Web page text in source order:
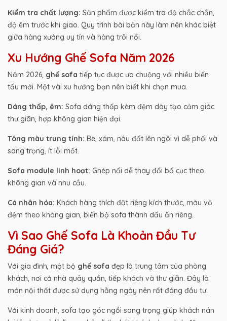
Kiểm tra chất lượng: Sản phẩm được kiểm tra độ chắc chắn,
độ êm trước khi giao. Quy trình bài bản này làm nên khác biệt
giữa hàng xưởng uy tín và hàng trôi nổi.
Xu Hướng Ghế Sofa Năm 2026
Năm 2026, ghế sofa tiếp tục được ưa chuộng với nhiều biến
tấu mới. Một vài xu hướng bạn nên biết khi chọn mua.
Dáng thấp, êm: Sofa dáng thấp kèm đệm dày tạo cảm giác
thư giãn, hợp không gian hiện đại.
Tông màu trung tính: Be, xám, nâu đất lên ngôi vì dễ phối và
sang trọng, ít lỗi mốt.
Sofa module linh hoạt: Ghép nối dễ thay đổi bố cục theo
không gian và nhu cầu.
Cá nhân hóa: Khách hàng thích đặt riêng kích thước, màu vỏ
đệm theo không gian, biến bộ sofa thành dấu ấn riêng.
Vì Sao Ghế Sofa Là Khoản Đầu Tư
Đáng Giá?
Với gia đình, một bộ ghế sofa đẹp là trung tâm của phòng
khách, nơi cả nhà quây quần, tiếp khách và thư giãn. Đây là
món nội thất được sử dụng hằng ngày nên rất đáng đầu tư.
Với kinh doanh, sofa tạo góc ngồi sang trọng giúp khách nán